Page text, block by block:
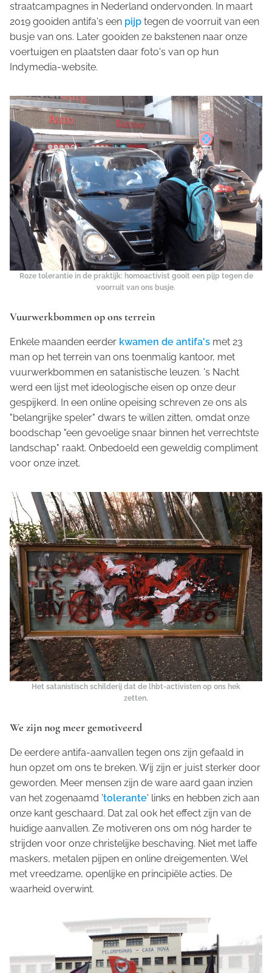
straatcampagnes in Nederland ondervonden. In maart
2019 gooiden antifa's een pijp tegen de voorruit van een
busje van ons. Later gooiden ze bakstenen naar onze
voertuigen en plaatsten daar foto's van op hun
Indymedia-website.
Roze tolerantie in de praktijk: homoactivist gooit een pijp tegen de
voorruit van ons busje.
Vuurwerkbommen op ons terrein
Enkele maanden eerder kwamen de antifa's met 23
man op het terrein van ons toenmalig kantoor, met
vuurwerkbommen en satanistische leuzen. 's Nacht
werd een lijst met ideologische eisen op onze deur
gespijkerd. In een online opeising schreven ze ons als
"belangrijke speler" dwars te willen zitten, omdat onze
boodschap "een gevoelige snaar binnen het verrechtste
landschap" raakt. Onbedoeld een geweldig compliment
voor onze inzet.
Het satanistisch schilderij dat de lhbt-activisten op ons hek
zetten.
We zijn nog meer gemotiveerd
De eerdere antifa-aanvallen tegen ons zijn gefaald in
hun opzet om ons te breken. Wij zijn er juist sterker door
geworden. Meer mensen zijn de ware aard gaan inzien
van het zogenaamd 'tolerante' links en hebben zich aan
onze kant geschaard. Dat zal ook het effect zijn van de
huidige aanvallen. Ze motiveren ons om nóg harder te
strijden voor onze christelijke beschaving. Niet met laffe
maskers, metalen pijpen en online dreigementen. Wel
met vreedzame, openlijke en principiële acties. De
waarheid overwint.